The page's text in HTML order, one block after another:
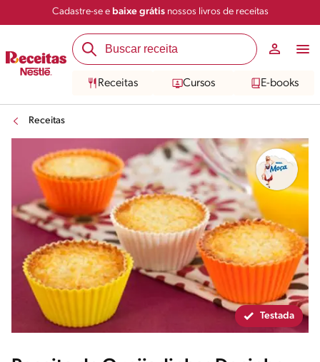
Cadastre-se e baixe grátisnossos livros de receitas
Receitas Cursos E-books
Receitas
Salvar Compartilhar
Testada